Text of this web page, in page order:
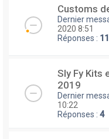
Customs
Dernier
2020 8:51
Réponses :
Sly Fy Kits
2019
Dernier
10:22
Réponses : 4